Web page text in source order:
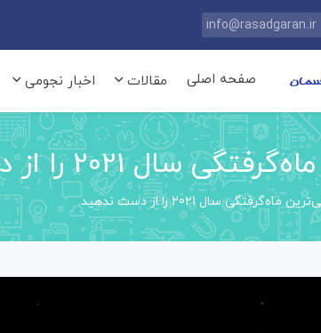
info@rasadgaran.ir
صفحه اصلی مقالات اخبار نجومی
سال 2021 را از دست ندهید.
ماه‌گرفتگی سال 2021 را از دست ندهید.